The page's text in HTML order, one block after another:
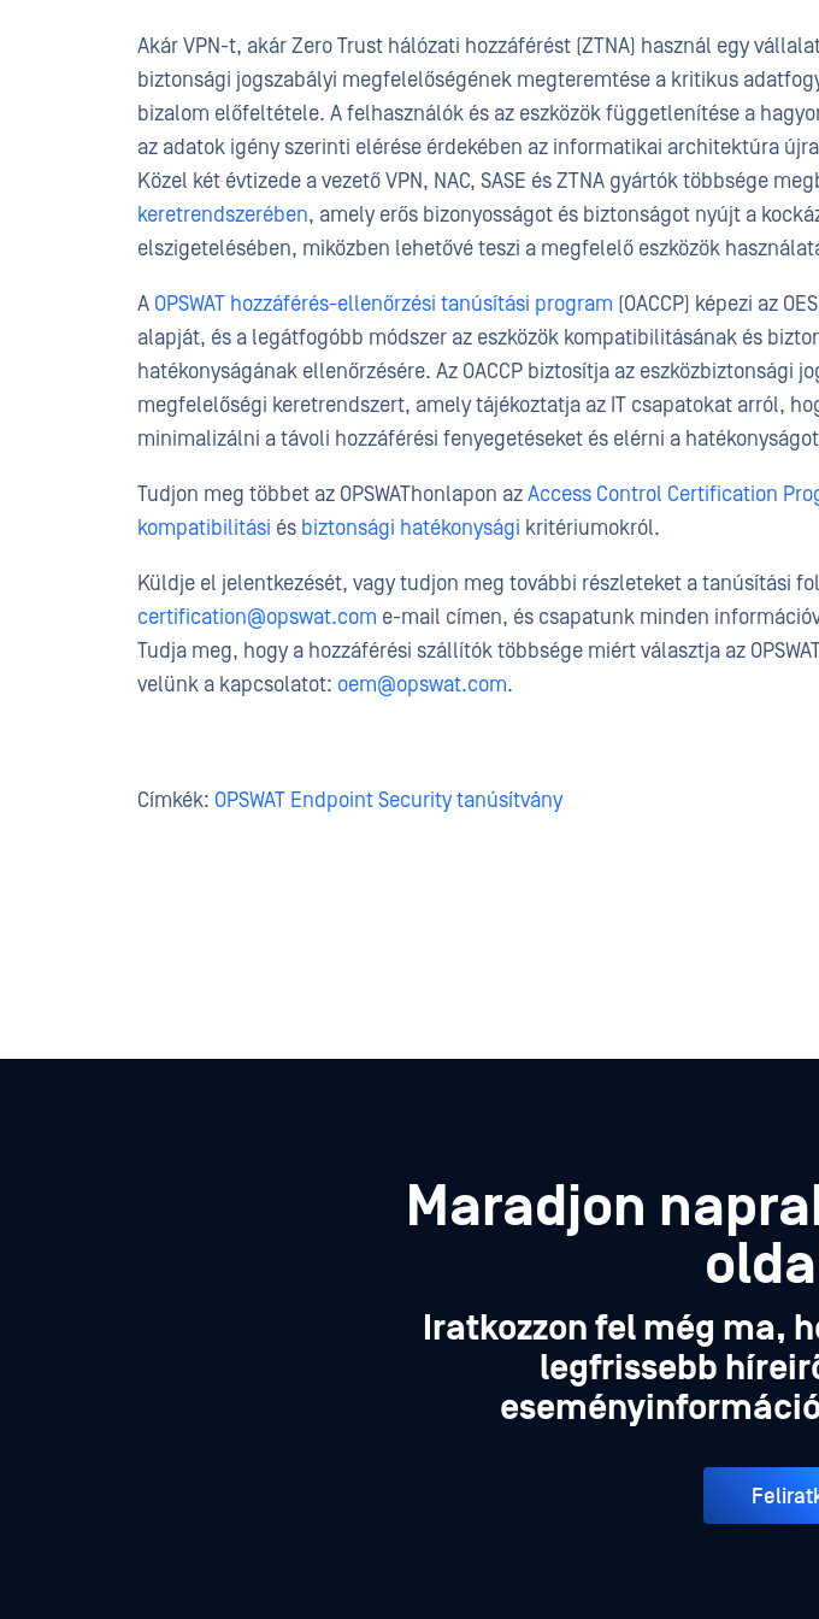
Akár VPN-t, akár Zero Trust hálózati hozzáférést (ZTNA) használ egy
biztonsági jogszabályi megfelelőségének megteremtése a kritikus
bizalom előfeltétele. A felhasználók és az eszközök függetlenítése a
az adatok igény szerinti elérése érdekében az informatikai architektúra
Közel két évtizede a vezető VPN, NAC, SASE és ZTNA gyártók többsége
keretrendszerében, amely erős bizonyosságot és biztonságot nyújt a
elszigetelésében, miközben lehetővé teszi a megfelelő eszközök
A OPSWAT hozzáférés-ellenőrzési tanúsítási program (OACCP) képezi az
alapját, és a legátfogóbb módszer az eszközök kompatibilitásának és
hatékonyságának ellenőrzésére. Az OACCP biztosítja az eszközbiztonsági
megfelelőségi keretrendszert, amely tájékoztatja az IT csapatokat arról,
minimalizálni a távoli hozzáférési fenyegetéseket és elérni a
Tudjon meg többet az OPSWAThonlapon azAccess Control Certification
kompatibilitási és biztonsági hatékonysági kritériumokról.
Küldje el jelentkezését, vagy tudjon meg további részleteket a tanúsítási
certification@opswat.com e-mail címen, és csapatunk minden
Tudja meg, hogy a hozzáférési szállítók többsége miért választja az
velünk a kapcsolatot: oem@opswat.com.
Címkék: OPSWAT Endpoint Security tanúsítvány
Maradjon
Iratkozzon fel még ma,
legfrissebb